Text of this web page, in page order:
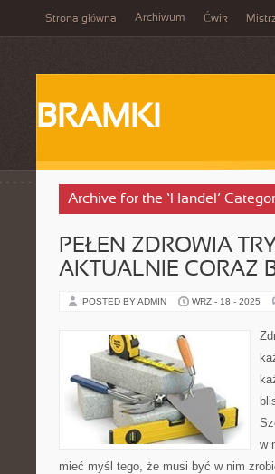
Strona główna Archiwum Ćwik
BRAMKI
Archive for the ‘Handel’
PEŁEN ZDROWIA
AKTUALNIE CORAZ
POSTED BY ADMIN WRZ - 18 - 2025
w
mieć myśl tego, że musi być w nim